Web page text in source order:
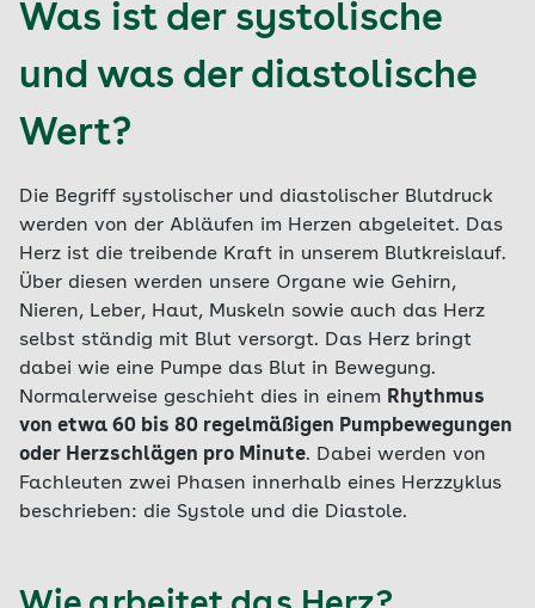
Was ist der systolische
und was der diastolische
Wert?
Die Begriff systolischer und diastolischer Blutdruck
werden von der Abläufen im Herzen abgeleitet. Das
Herz ist die treibende Kraft in unserem Blutkreislauf.
Über diesen werden unsere Organe wie Gehirn,
Nieren, Leber, Haut, Muskeln sowie auch das Herz
selbst ständig mit Blut versorgt. Das Herz bringt
dabei wie eine Pumpe das Blut in Bewegung.
Normalerweise geschieht dies in einem Rhythmus
von etwa 60 bis 80 regelmäßigen Pumpbewegungen
oder Herzschlägen pro Minute. Dabei werden von
Fachleuten zwei Phasen innerhalb eines Herzzyklus
beschrieben: die Systole und die Diastole.